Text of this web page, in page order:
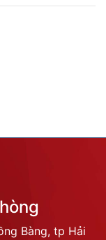
Bàng, tp Hải